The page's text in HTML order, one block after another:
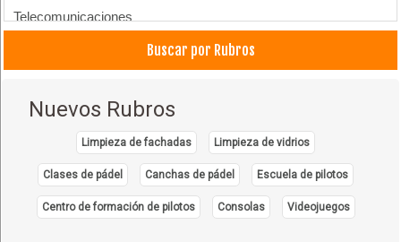
Telecomunicaciones
Buscar por Rubros
Nuevos Rubros
Limpieza de fachadas Limpieza de vidrios
Clases de pádel Canchas de pádel Escuela de pilotos
Centro de formación de pilotos Consolas Videojuegos